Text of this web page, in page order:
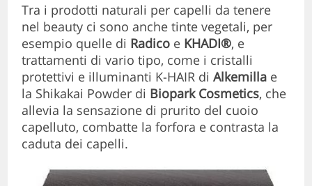
Tra i prodotti naturali per capelli da tenere
nel beauty ci sono anche tinte vegetali, per
esempio quelle di Radico e KHADI®, e
trattamenti di vario tipo, come i cristalli
protettivi e illuminanti K-HAIR diAlkemilla e
la Shikakai Powder di Biopark Cosmetics, che
allevia la sensazione di prurito del cuoio
capelluto, combatte la forfora e contrasta la
caduta dei capelli.